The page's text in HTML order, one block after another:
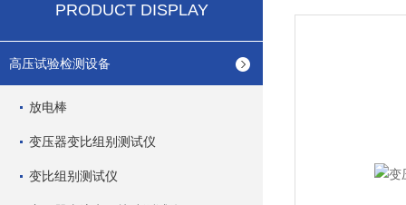
PRODUCT DISPLAY
高压试验检测设备
放电棒
变压器变比组别测试仪
变比组别测试仪